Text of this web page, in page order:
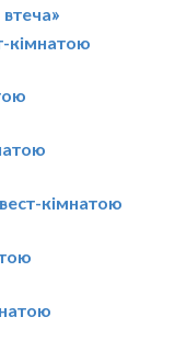
кімнатою
кімнатою